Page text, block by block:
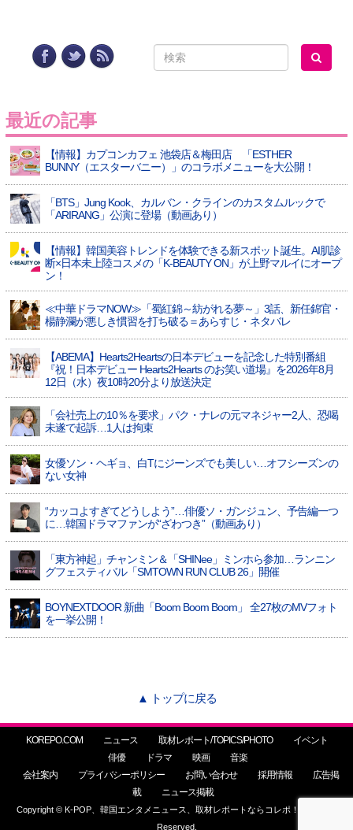
最近の記事
【情報】カプコンカフェ 池袋店＆梅田店 「ESTHER
BUNNY（エスターバニー）」のコラボメニューを大公開！
「BTS」Jung Kook、カルバン・クラインのカスタムルックで
「ARIRANG」公演に登場（動画あり）
【情報】韓国美容トレンドを体験できる新スポット誕生。AI肌診
断×日本未上陸コスメの「K-BEAUTY ON」が上野マルイにオープ
ン！
≪中華ドラマNOW≫「蜀紅錦～紡がれる夢～」3話、新任錦官・
楊静瀾が悪しき慣習を打ち破る＝あらすじ・ネタバレ
【ABEMA】Hearts2Heartsの日本デビューを記念した特別番組
『祝！日本デビュー Hearts2Hearts のお笑い道場』を2026年8月
12日（水）夜10時20分より放送決定
「会社売上の10％を要求」パク・ナレの元マネジャー2人、恐喝
未遂で起訴…1人は拘束
女優ソン・ヘギョ、白Tにジーンズでも美しい…オフシーズンの
ない女神
“カッコよすぎてどうしよう”…俳優ソ・ガンジュン、予告編一つ
に…韓国ドラマファンが“ざわつき”（動画あり）
「東方神起」チャンミン＆「SHINee」ミンホら参加…ランニン
グフェスティバル「SMTOWN RUN CLUB 26」開催
BOYNEXTDOOR 新曲「Boom Boom Boom」 全27枚のMVフォト
を一挙公開！
▲ トップに戻る
KOREPO.COM ニュース 取材レポート/TOPICS/PHOTO
イベント
俳優
ドラマ 映画
音楽
会社案内
プライバシーポリシー お問い合わせ 採用情報
広告掲
載
ニュース掲載
Copyright © K-POP、韓国エンタメニュース、取材レポートならコレポ！ All Rights
Reserved.